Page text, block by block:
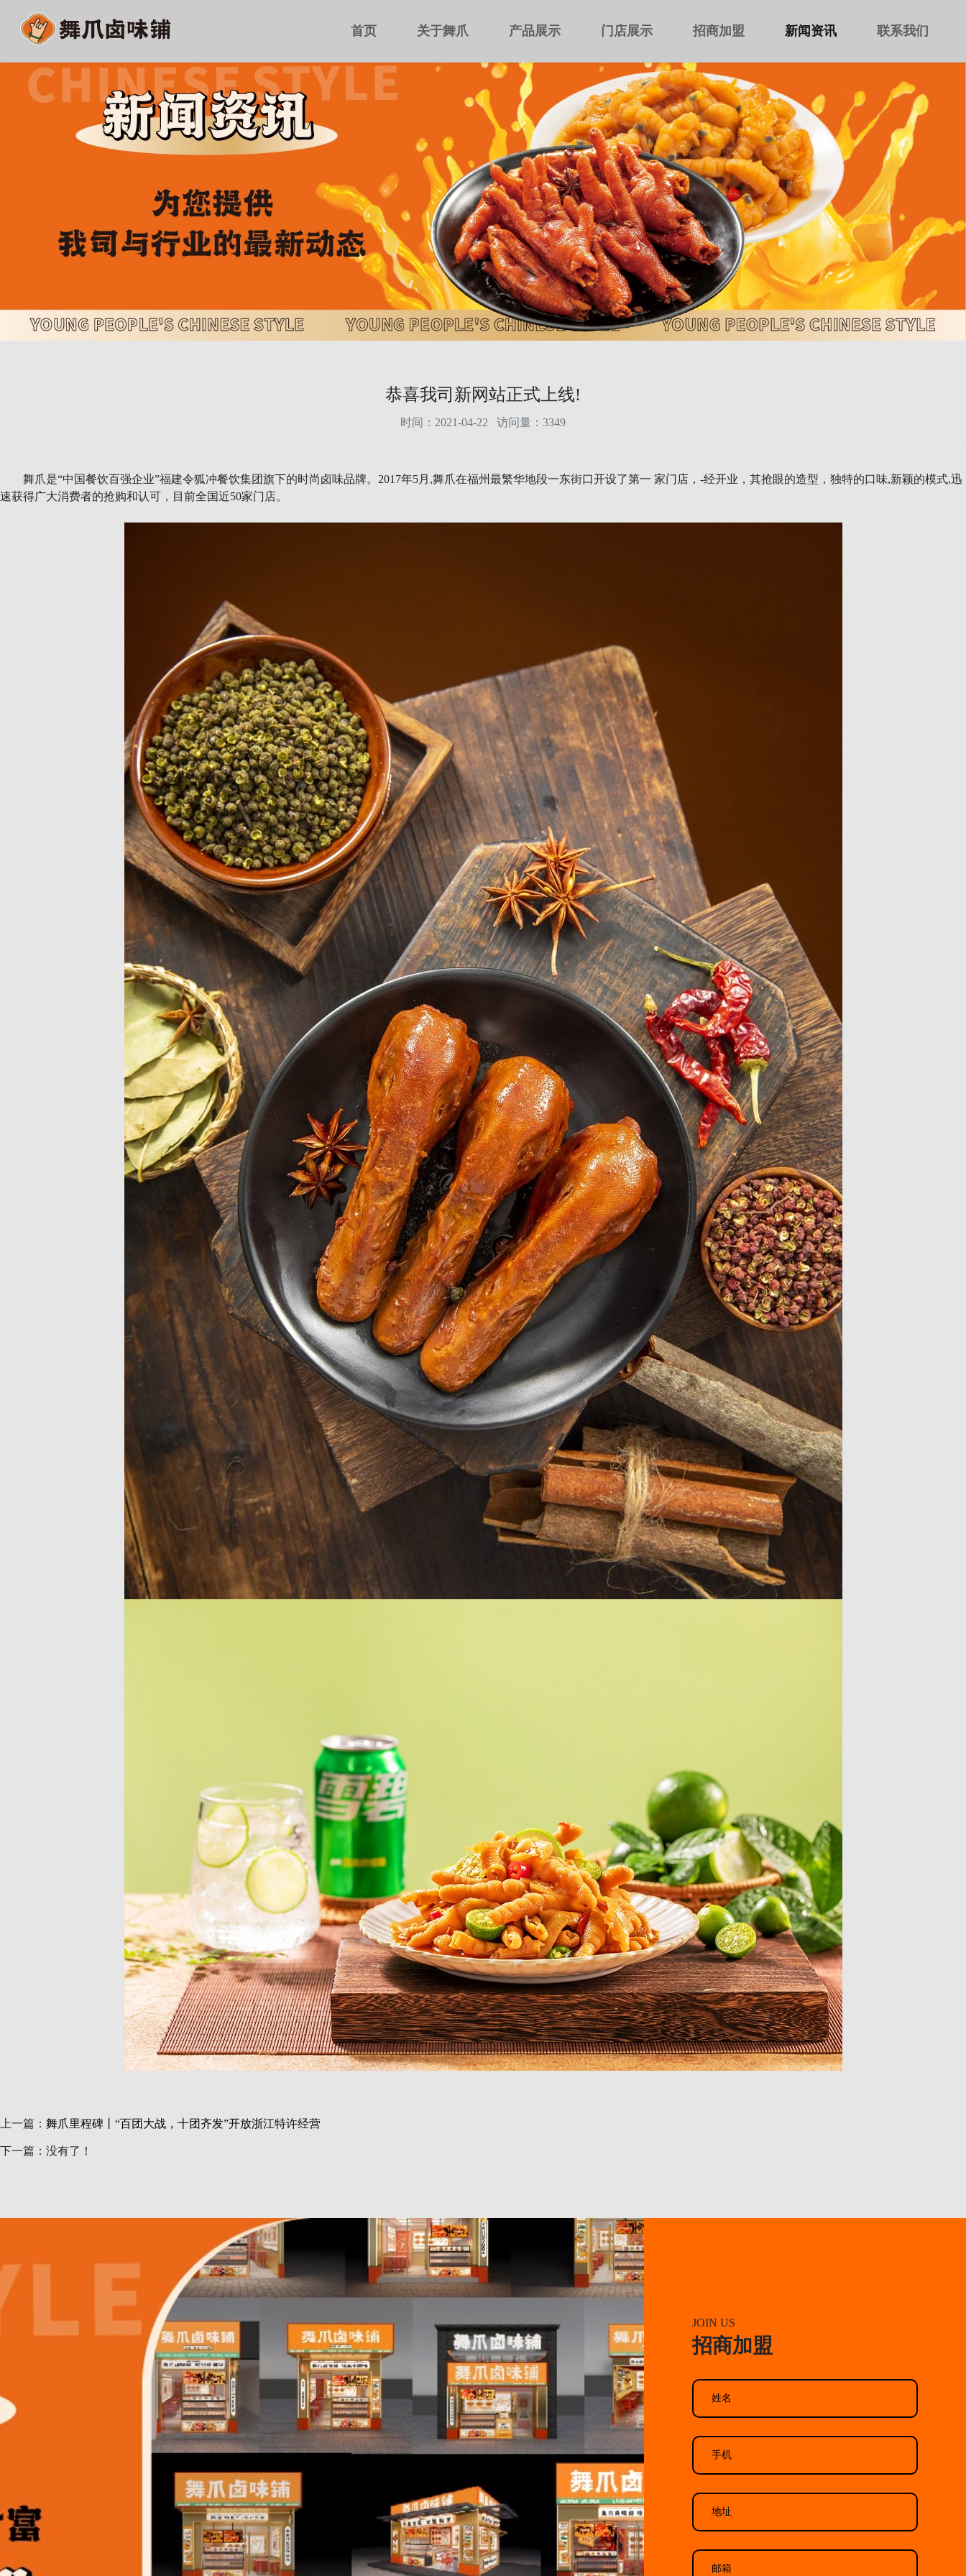
首页 关于舞爪 产品展示 门店展示 招商加盟 新闻资讯 联系我们
恭喜我司新网站正式上线!
时间：2021-04-22 访问量：3349
舞爪是“中国餐饮百强企业”福建令狐冲餐饮集团旗下的时尚卤味品牌。2017年5月,舞爪在福州最繁华地段一东街口开设了第一 家门店，-经开业，其抢眼的造型， 独特的口味,新颖的模式,迅
速获得广大消费者的抢购和认可，目前全国近50家门 店。
上一篇： 舞爪里程碑丨“百团大战，十团齐发”开放浙江特许经营
下一篇：没有了！
JOIN US
招商加盟